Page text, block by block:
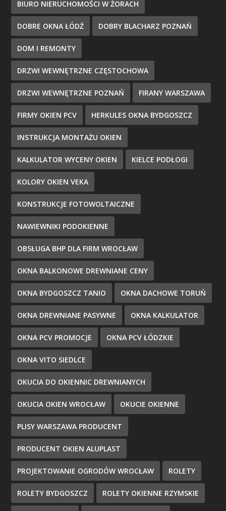
BIURO NIERUCHOMOŚCI W ŻORACH
DOBRE OKNA ŁÓDŹ DOBRY BLACHARZ POZNAŃ
DOM I REMONTY
DRZWI WEWNĘTRZNE CZĘSTOCHOWA
DRZWI WEWNĘTRZNE POZNAŃ FIRANY WARSZAWA
FIRMY OKIEN PCV HERKULES OKNA BYDGOSZCZ
INSTRUKCJA MONTAŻU OKIEN
KALKULATOR WYCENY OKIEN KIELCE PODŁOGI
KOLORY OKIEN VEKA
KONSTRUKCJE FOTOWOLTAICZNE
NAWIEWNIKI PODOKIENNE
OBSŁUGA BHP DLA FIRM WROCŁAW
OKNA BALKONOWE DREWNIANE CENY
OKNA BYDGOSZCZ TANIO OKNA DACHOWE TORUŃ
OKNA DREWNIANE PASYWNE OKNA KALKULATOR
OKNA PCV PROMOCJE OKNA PCV ŁÓDZKIE
OKNA VITO SIEDLCE
OKUCIA DO OKIENNIC DREWNIANYCH
OKUCIA OKIEN WROCŁAW OKUCIE OKIENNE
PLISY WARSZAWA PRODUCENT
PRODUCENT OKIEN ALUPLAST
PROJEKTOWANIE OGRODÓW WROCŁAW ROLETY
ROLETY BYDGOSZCZ ROLETY OKIENNE RZYMSKIE